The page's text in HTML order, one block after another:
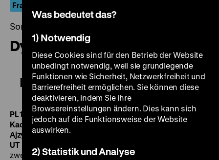
Fragmente einer Welt
Sonntag, 07. September 2014, 16.00 - 00.00 Uhr
Dybuk
Dybuk
PL 1937, R/B: Michal Waszynski, B: Salomon An-Ski, Alter
Kacyzne, K: Albert Wywerka, D: Abraham Morewski,
Ajzyk Samberg, Lili Liliana, 125‘
UTEin Schtetl in Polen um 1850. Die werdenden Väter
zweier Familien verabreden sich für die Zukunft: Die
Was bedeutet das?
1) Notwendig
Diese Cookies sind für den Betrieb der Website
unbedingt notwendig, weil sie grundlegende
Funktionen wie Sicherheit, Netzwerkfreiheit und
Barrierefreiheit ermöglichen. Sie können diese
deaktivieren, indem Sie ihre
Browsereinstellungen ändern. Dies kann sich
jedoch auf die Funktionsweise der Website
auswirken.
2) Statistik und Analyse